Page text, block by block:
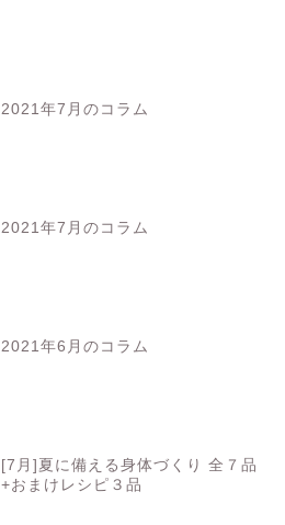
2021年7月のコラム
2021年7月のコラム
2021年6月のコラム
[7月]夏に備える身体づくり 全７品
+おまけレシピ３品